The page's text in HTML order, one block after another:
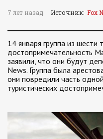
7 лет назад Источник: Fox
14 января группа из шести
достопримечательность
заявили, что они будут
News. Группа была
они повредили часть
туристических